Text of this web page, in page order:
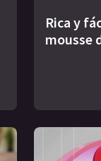
Rica y
mousse